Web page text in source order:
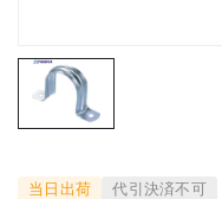
当日出荷 代引決済不可